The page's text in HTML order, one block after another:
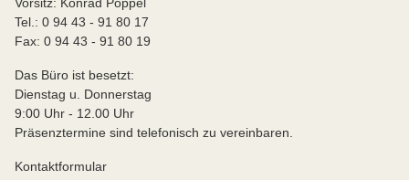
Tel.: 0 94 43 - 91 80 17
Fax: 0 94 43 - 91 80 19
Das Büro ist besetzt:
Dienstag u. Donnerstag
9:00 Uhr - 12.00 Uhr
Präsenztermine sind telefonisch zu vereinbaren.
Kontaktformular